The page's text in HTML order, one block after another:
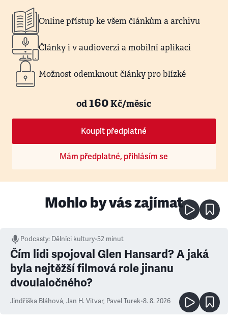
Online přístup ke všem článkům a archivu
Články i v audioverzi a mobilní aplikaci
Možnost odemknout články pro blízké
od160Kč/měsíc
Koupit předplatné
Mám předplatné, přihlásím se
Mohlo by vás zajímat
Podcasty: Dělníci kultury•52 minut
Čím lidi spojoval Glen Hansard? A jaká
byla nejtěžší filmová role jinanu
dvoulaločného?
Jindřiška Bláhová, Jan H. Vitvar, Pavel Turek•8. 8. 2026